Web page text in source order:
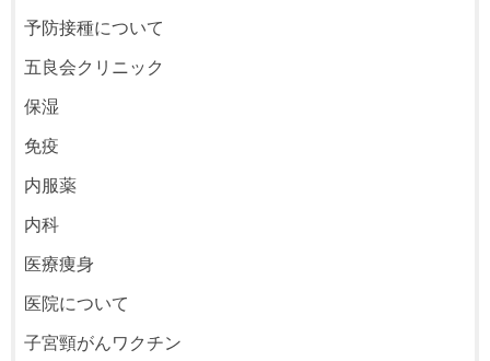
予防接種について
五良会クリニック
保湿
免疫
内服薬
内科
医療痩身
医院について
子宮頸がんワクチン